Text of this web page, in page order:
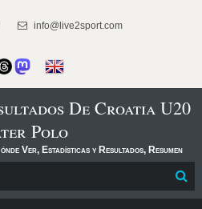
info@live2sport.com
De Croatia U20
Polo
Ver, Estadísticas y Resultados, Resumen